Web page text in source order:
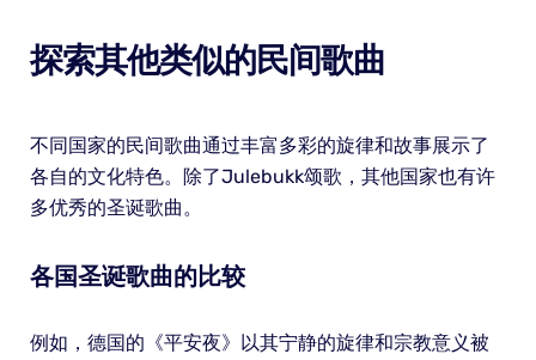
探索其他类似的民间歌曲
不同国家的民间歌曲通过丰富多彩的旋律和故事展示了
各自的文化特色。除了Julebukk颂歌，其他国家也有许
多优秀的圣诞歌曲。
各国圣诞歌曲的比较
例如，德国的《平安夜》以其宁静的旋律和宗教意义被